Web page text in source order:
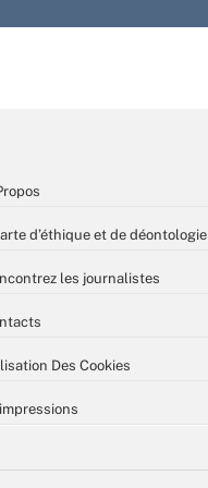
d’éthique et de déontologie
les journalistes
Des Cookies